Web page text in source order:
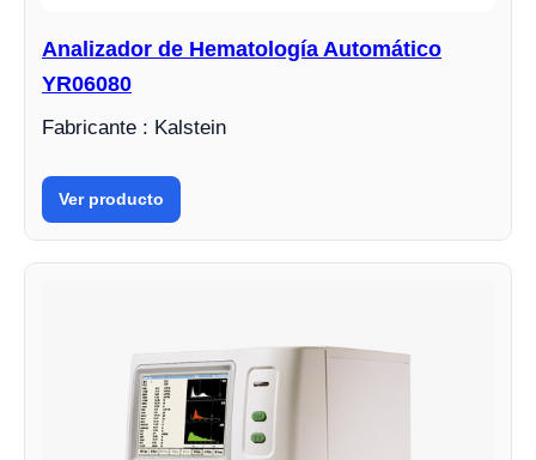
Analizador de Hematología Automático
YR06080
Fabricante : Kalstein
Ver producto